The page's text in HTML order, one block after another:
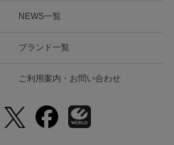
NEWS一覧
ブランド一覧
ご利用案内・お問い合わせ